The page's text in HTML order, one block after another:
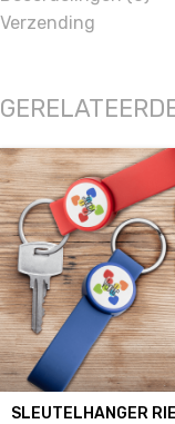
Verzending
SLEUTELHANGER